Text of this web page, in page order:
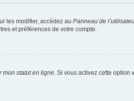
les modifier, accédez au Panneau de
et préférences de votre compte.
mon statut en ligne . Si vous activez cette